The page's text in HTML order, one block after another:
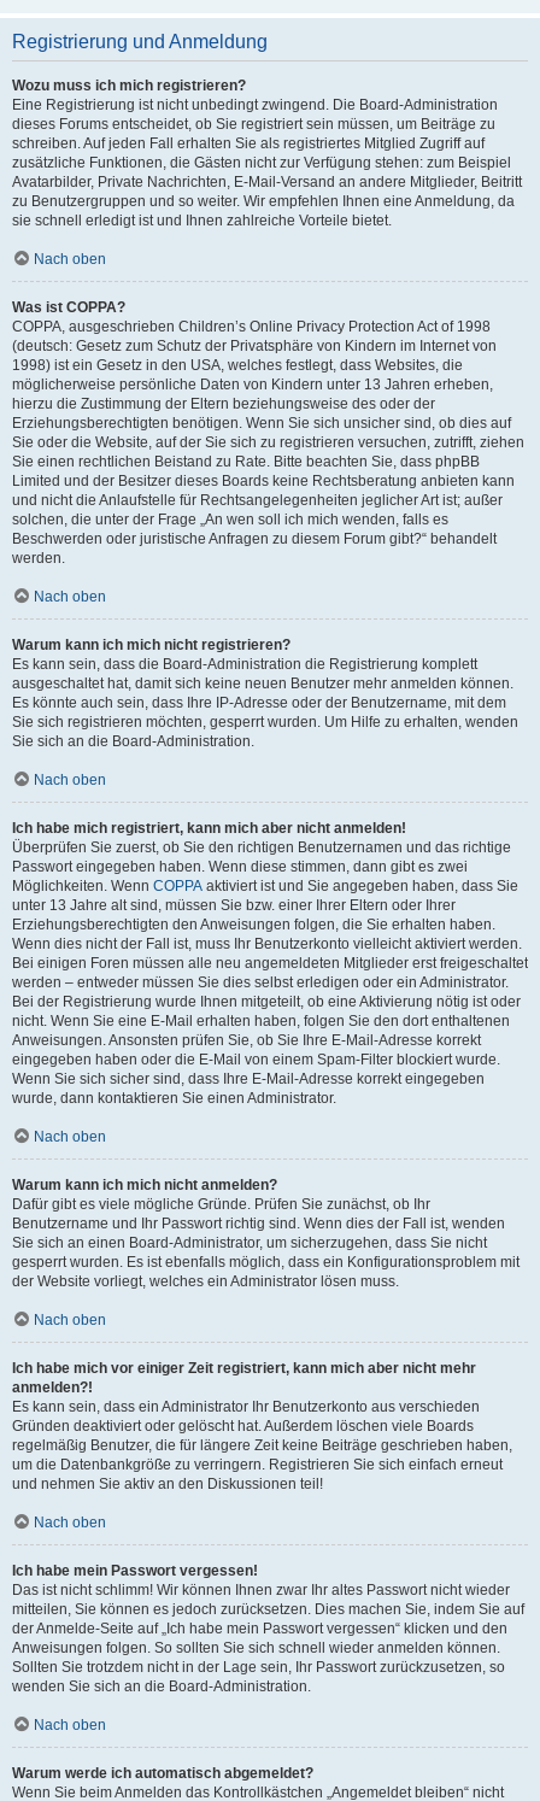
Registrierung und Anmeldung
Wozu muss ich mich registrieren?
Eine Registrierung ist nicht unbedingt zwingend. Die Board-Administration
dieses Forums entscheidet, ob Sie registriert sein müssen, um Beiträge zu
schreiben. Auf jeden Fall erhalten Sie als registriertes Mitglied Zugriff auf
zusätzliche Funktionen, die Gästen nicht zur Verfügung stehen: zum Beispiel
Avatarbilder, Private Nachrichten, E-Mail-Versand an andere Mitglieder, Beitritt
zu Benutzergruppen und so weiter. Wir empfehlen Ihnen eine Anmeldung, da
sie schnell erledigt ist und Ihnen zahlreiche Vorteile bietet.
Nach oben
Was ist COPPA?
COPPA, ausgeschrieben Children’s Online Privacy Protection Act of 1998
(deutsch: Gesetz zum Schutz der Privatsphäre von Kindern im Internet von
1998) ist ein Gesetz in den USA, welches festlegt, dass Websites, die
möglicherweise persönliche Daten von Kindern unter 13 Jahren erheben,
hierzu die Zustimmung der Eltern beziehungsweise des oder der
Erziehungsberechtigten benötigen. Wenn Sie sich unsicher sind, ob dies auf
Sie oder die Website, auf der Sie sich zu registrieren versuchen, zutrifft, ziehen
Sie einen rechtlichen Beistand zu Rate. Bitte beachten Sie, dass phpBB
Limited und der Besitzer dieses Boards keine Rechtsberatung anbieten kann
und nicht die Anlaufstelle für Rechtsangelegenheiten jeglicher Art ist; außer
solchen, die unter der Frage „An wen soll ich mich wenden, falls es
Beschwerden oder juristische Anfragen zu diesem Forum gibt?“ behandelt
werden.
Nach oben
Warum kann ich mich nicht registrieren?
Es kann sein, dass die Board-Administration die Registrierung komplett
ausgeschaltet hat, damit sich keine neuen Benutzer mehr anmelden können.
Es könnte auch sein, dass Ihre IP-Adresse oder der Benutzername, mit dem
Sie sich registrieren möchten, gesperrt wurden. Um Hilfe zu erhalten, wenden
Sie sich an die Board-Administration.
Nach oben
Ich habe mich registriert, kann mich aber nicht anmelden!
Überprüfen Sie zuerst, ob Sie den richtigen Benutzernamen und das richtige
Passwort eingegeben haben. Wenn diese stimmen, dann gibt es zwei
Möglichkeiten. Wenn COPPA aktiviert ist und Sie angegeben haben, dass Sie
unter 13 Jahre alt sind, müssen Sie bzw. einer Ihrer Eltern oder Ihrer
Erziehungsberechtigten den Anweisungen folgen, die Sie erhalten haben.
Wenn dies nicht der Fall ist, muss Ihr Benutzerkonto vielleicht aktiviert werden.
Bei einigen Foren müssen alle neu angemeldeten Mitglieder erst freigeschaltet
werden – entweder müssen Sie dies selbst erledigen oder ein Administrator.
Bei der Registrierung wurde Ihnen mitgeteilt, ob eine Aktivierung nötig ist oder
nicht. Wenn Sie eine E-Mail erhalten haben, folgen Sie den dort enthaltenen
Anweisungen. Ansonsten prüfen Sie, ob Sie Ihre E-Mail-Adresse korrekt
eingegeben haben oder die E-Mail von einem Spam-Filter blockiert wurde.
Wenn Sie sich sicher sind, dass Ihre E-Mail-Adresse korrekt eingegeben
wurde, dann kontaktieren Sie einen Administrator.
Nach oben
Warum kann ich mich nicht anmelden?
Dafür gibt es viele mögliche Gründe. Prüfen Sie zunächst, ob Ihr
Benutzername und Ihr Passwort richtig sind. Wenn dies der Fall ist, wenden
Sie sich an einen Board-Administrator, um sicherzugehen, dass Sie nicht
gesperrt wurden. Es ist ebenfalls möglich, dass ein Konfigurationsproblem mit
der Website vorliegt, welches ein Administrator lösen muss.
Nach oben
Ich habe mich vor einiger Zeit registriert, kann mich aber nicht mehr
anmelden?!
Es kann sein, dass ein Administrator Ihr Benutzerkonto aus verschieden
Gründen deaktiviert oder gelöscht hat. Außerdem löschen viele Boards
regelmäßig Benutzer, die für längere Zeit keine Beiträge geschrieben haben,
um die Datenbankgröße zu verringern. Registrieren Sie sich einfach erneut
und nehmen Sie aktiv an den Diskussionen teil!
Nach oben
Ich habe mein Passwort vergessen!
Das ist nicht schlimm! Wir können Ihnen zwar Ihr altes Passwort nicht wieder
mitteilen, Sie können es jedoch zurücksetzen. Dies machen Sie, indem Sie auf
der Anmelde-Seite auf „Ich habe mein Passwort vergessen“ klicken und den
Anweisungen folgen. So sollten Sie sich schnell wieder anmelden können.
Sollten Sie trotzdem nicht in der Lage sein, Ihr Passwort zurückzusetzen, so
wenden Sie sich an die Board-Administration.
Nach oben
Warum werde ich automatisch abgemeldet?
Wenn Sie beim Anmelden das Kontrollkästchen „Angemeldet bleiben“ nicht